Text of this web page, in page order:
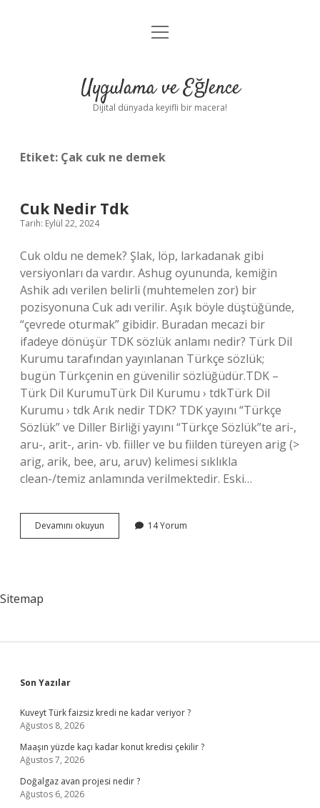
Anasayfa
Yasal Uyarı
menüyü
Uygulama ve Eğlence
Dijital dünyada keyifli bir macera!
Etiket: Çak cuk ne demek
Cuk Nedir Tdk
Tarih: Eylül 22, 2024
Cuk oldu ne demek? Şlak, löp, larkadanak gibi
versiyonları da vardır. Ashug oyununda, kemiğin
Ashik adı verilen belirli (muhtemelen zor) bir
pozisyonuna Cuk adı verilir. Aşık böyle düştüğünde,
“çevrede oturmak” gibidir. Buradan mecazi bir
ifadeye dönüşür TDK sözlük anlamı nedir? Türk Dil
Kurumu tarafından yayınlanan Türkçe sözlük;
bugün Türkçenin en güvenilir sözlüğüdür.TDK –
Türk Dil KurumuTürk Dil Kurumu › tdkTürk Dil
Kurumu › tdk Arık nedir TDK? TDK yayını “Türkçe
Sözlük” ve Diller Birliği yayını “Türkçe Sözlük”te ari-,
aru-, arit-, arin- vb. fiiller ve bu fiilden türeyen arig (>
arig, arik, bee, aru, aruv) kelimesi sıklıkla
clean-/temiz anlamında verilmektedir. Eski…
Devamını okuyun
Nedir
14 Yorum
Sitemap
Sidebar
Son Yazılar
Kuveyt Türk faizsiz kredi ne kadar veriyor ?
Ağustos 8, 2026
Maaşın yüzde kaçı kadar konut kredisi çekilir ?
Ağustos 7, 2026
Doğalgaz avan projesi nedir ?
Ağustos 6, 2026